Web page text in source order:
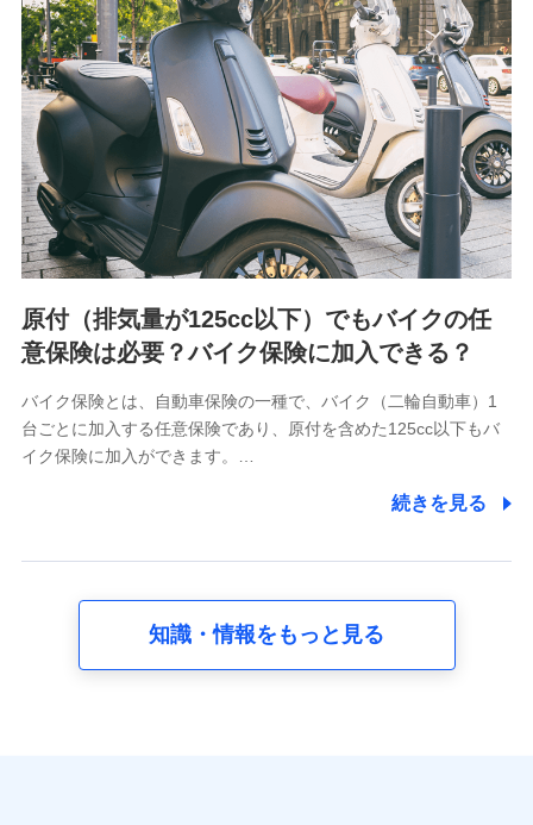
用履歴インターネット利用時の行動に関する情報、アプリケ
ーション利用時の行動に関する情報、購入されたサービスや
商品の名称・購入場所・決済に関する情報、アンケートの回
答に関する情報などが含まれます。
保険関連サービス情報
当社又は株式会社NTTドコモが提供する保険関連サービスに
関して取得し、又は保有する情報。例として、見積請求受付
時、資料請求受付時又はユーザー登録受付時に提供いただい
た情報（氏名、住所、生年月日、性別、保険契約者と被保険
者の関係、保険加入の目的、保険商品の内容、保険料、保険
料のお支払方法、車のメーカーや走行距離などの情報、建物
の構造や築年数などの情報、ペットの種類や年齢など）及び
果情報、メールマガジンを提供した際のメール内容や送信履
歴の情報及び保険の更改案内等を提供した際のメール内容や
送信履歴などの情報）が含まれます。
当社又は株式会社NTTドコモが取得し、又は保有する保険契
約に関する情報。例として、保険契約者及び被保険者の氏
名、住所、生年月日、性別、保険契約者と被保険者の関係、
方法、車のメーカーや走行距離などの情報、建物の構造や築
株式会社NTTドコモ
原付（排気量が125cc以下）でもバイクの任
意保険は必要？バイク保険に加入できる？
バイク保険とは、自動車保険の一種で、バイク（二輪自動車）1
台ごとに加入する任意保険であり、原付を含めた125cc以下もバ
イク保険に加入ができます。…
続きを見る
知識・情報をもっと見る